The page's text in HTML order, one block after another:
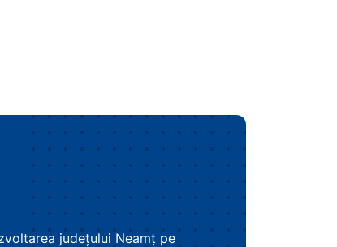
județului Neamț pe